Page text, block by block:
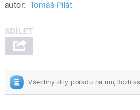
pause
autor: Tomáš Pilát
Všechny díly pořadu na mujRozhlas